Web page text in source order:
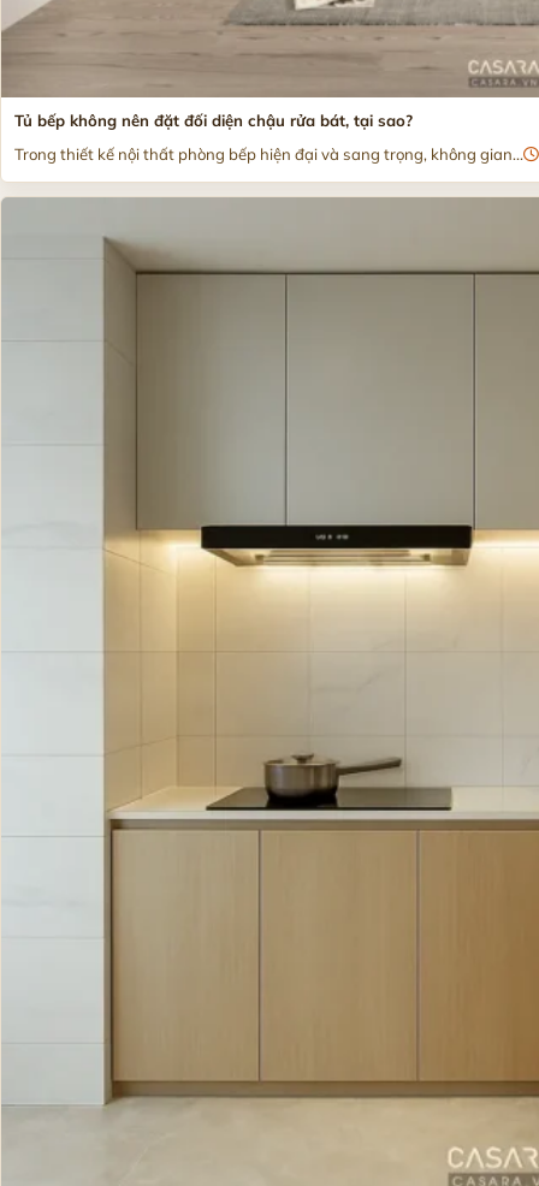
Tủ bếp không nên đặt đối diện chậu rửa bát, tại sao?
Trong thiết kế nội thất phòng bếp hiện đại và sang trọng, không gian...